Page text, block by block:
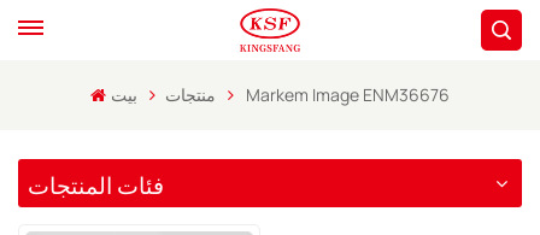
بيت منتجات Markem Image ENM36676
فئات المنتجات